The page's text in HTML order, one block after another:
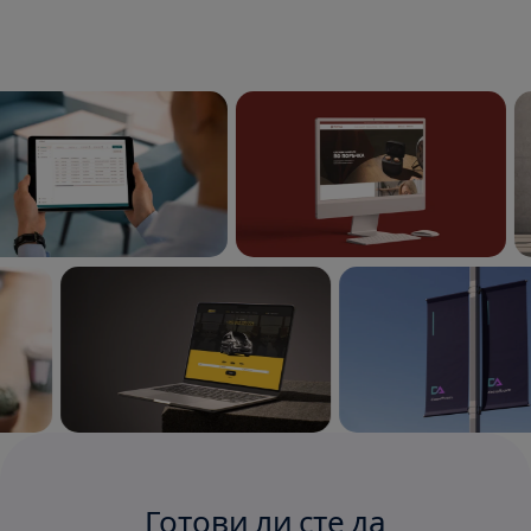
★★★★★
Партнирахме си с екипа за пълен редизайн на
уебсайта и не бихме могли да сме по-доволни
от резултата. Разбраха нашия бранд,
спазиха сроковете и ни предоставиха сайт,
работи безупречно. Силно препоръчваме
техните уеб и дизайнерски услуги!
Biva
преди 7 месеца
Готови ли сте да